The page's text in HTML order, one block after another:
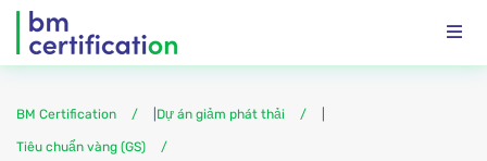
BM Certification Dự án giảm phát thải
Tiêu chuẩn vàng (GS)